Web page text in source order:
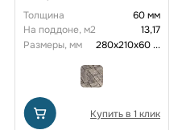
Толщина
60 мм
На поддоне, м2
13,17
Размеры, мм
280х210х60...
Купить в 1 клик